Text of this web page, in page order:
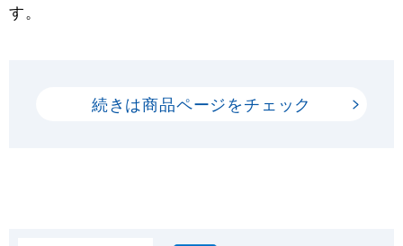
す。
続きは商品ページをチェック